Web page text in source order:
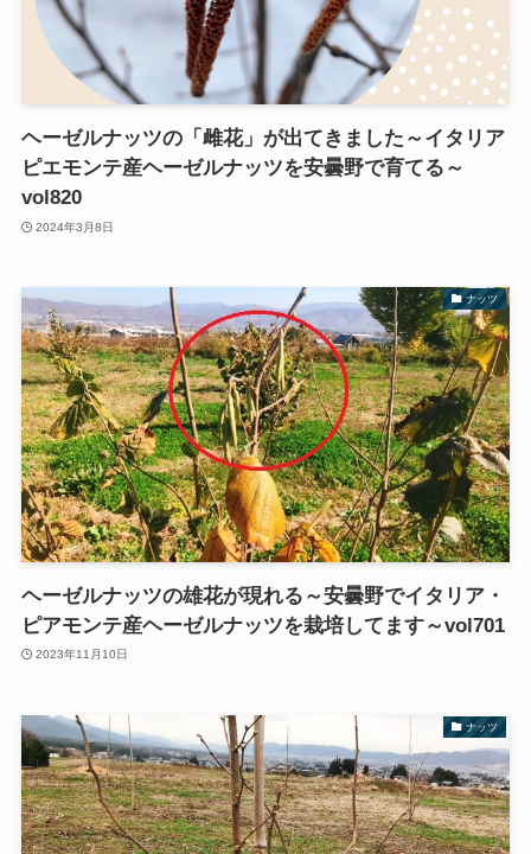
ヘーゼルナッツの「雌花」が出てきました～イタリア
ピエモンテ産ヘーゼルナッツを安曇野で育てる～
vol820
2024年3月8日
ナッツ
ヘーゼルナッツの雄花が現れる～安曇野でイタリア・
ピアモンテ産ヘーゼルナッツを栽培してます～vol701
2023年11月10日
ナッツ